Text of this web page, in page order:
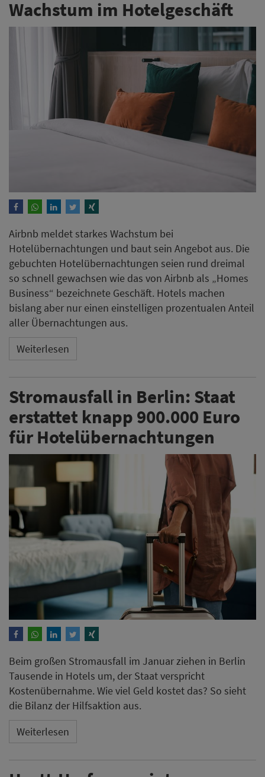
Wachstum im Hotelgeschäft
Airbnb meldet starkes Wachstum bei
Hotelübernachtungen und baut sein Angebot aus. Die
gebuchten Hotelübernachtungen seien rund dreimal
so schnell gewachsen wie das von Airbnb als „Homes
Business“ bezeichnete Geschäft. Hotels machen
bislang aber nur einen einstelligen prozentualen Anteil
aller Übernachtungen aus.
Weiterlesen
Stromausfall in Berlin: Staat
erstattet knapp 900.000 Euro
für Hotelübernachtungen
Beim großen Stromausfall im Januar ziehen in Berlin
Tausende in Hotels um, der Staat verspricht
Kostenübernahme. Wie viel Geld kostet das? So sieht
die Bilanz der Hilfsaktion aus.
Weiterlesen